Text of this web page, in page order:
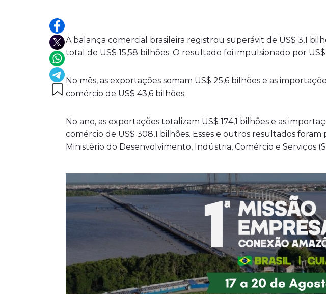
A balança comercial brasileira registrou superávit de US$ 3,1
total de US$ 15,58 bilhões. O resultado foi impulsionado por
No mês, as exportações somam US$ 25,6 bilhões e as
comércio de US$ 43,6 bilhões.
No ano, as exportações totalizam US$ 174,1 bilhões e as
comércio de US$ 308,1 bilhões. Esses e outros resultados
Ministério do Desenvolvimento, Indústria, Comércio e Serviços